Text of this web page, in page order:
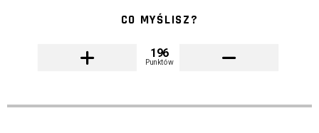
CO MYŚLISZ?
196
Punktów